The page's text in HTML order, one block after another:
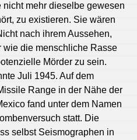
mehr dieselbe gewesen
zu existieren. Sie wären
nach ihrem Aussehen,
wie die menschliche Rasse
Mörder zu sein.
Juli 1945. Auf dem
Range in der Nähe der
fand unter dem Namen
statt. Die
selbst Seismographen in